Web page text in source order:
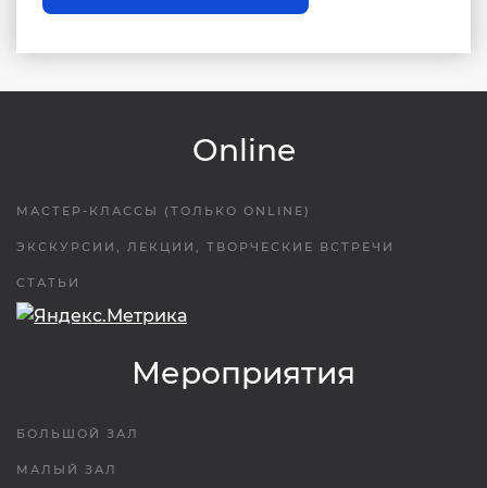
Online
МАСТЕР-КЛАССЫ (ТОЛЬКО ONLINE)
ЭКСКУРСИИ, ЛЕКЦИИ, ТВОРЧЕСКИЕ ВСТРЕЧИ
СТАТЬИ
Мероприятия
БОЛЬШОЙ ЗАЛ
МАЛЫЙ ЗАЛ